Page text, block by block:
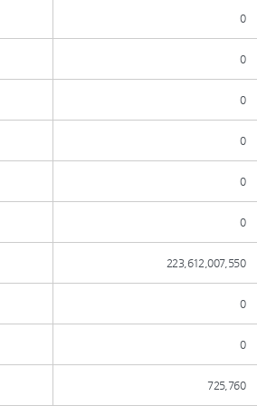
0
0
0
0
0
0
223,612,007,550
0
0
725,760